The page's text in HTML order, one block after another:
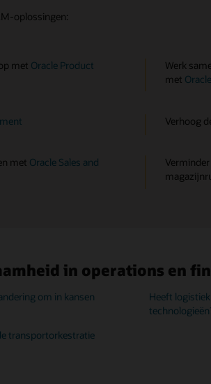
oplossingen:
met Oracle Product
Werk
met
Verhoog
met Oracle Sales and
in operations en
om in kansen
transportorkestratie
Heeft